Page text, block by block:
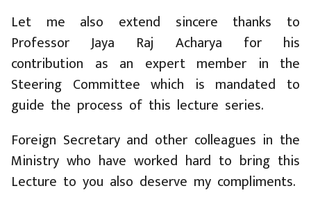
Let me also extend sincere thanks to
Professor Jaya Raj Acharya for his
contribution as an expert member in the
Steering Committee which is mandated to
guide the process of this lecture series.
Foreign Secretary and other colleagues in the
Ministry who have worked hard to bring this
Lecture to you also deserve my compliments.